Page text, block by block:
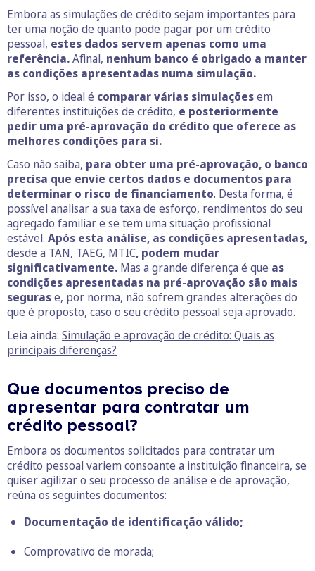
Embora as simulações de crédito sejam importantes para
ter uma noção de quanto pode pagar por um crédito
pessoal, estes dados servem apenas como uma
referência.Afinal, nenhum banco é obrigado a manter
as condições apresentadas numa simulação.
Por isso, o ideal é comparar várias simulaçõesem
diferentes instituições de crédito, e posteriormente
pedir uma pré-aprovação do crédito que oferece as
melhores condições para si.
Caso não saiba, para obter uma pré-aprovação, o banco
precisa que envie certos dados e documentos para
determinar o risco de financiamento. Desta forma, é
possível analisar a sua taxa de esforço, rendimentos do seu
agregado familiar e se tem uma situação profissional
estável. Após esta análise, as condições apresentadas,
desde a TAN, TAEG, MTIC, podem mudar
significativamente. Mas a grande diferença é que as
condições apresentadas na pré-aprovação são mais
segurase, por norma, não sofrem grandes alterações do
que é proposto, caso o seu crédito pessoal seja aprovado.
Leia ainda: Simulação e aprovação de crédito: Quais as
principais diferenças?
Que documentos preciso de
apresentar para contratar um
crédito pessoal?
Embora os documentos solicitados para contratar um
crédito pessoal variem consoante a instituição financeira, se
quiser agilizar o seu processo de análise e de aprovação,
reúna os seguintes documentos:
Documentação de identificação válido;
Comprovativo de morada;